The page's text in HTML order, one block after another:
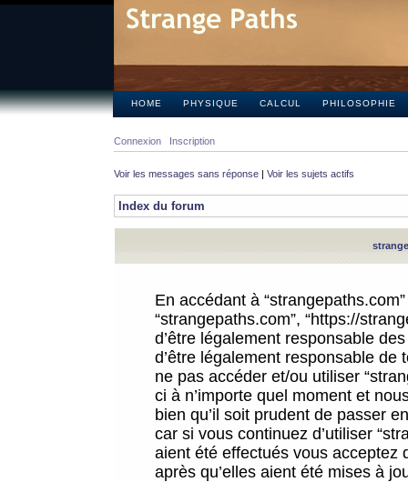
HOME PHYSIQUE CALCUL PHILOSOPHIE
Connexion Inscription
Voir les messages sans réponse | Voir les sujets actifs
Index du forum
En accédant à
“strangepaths.com”, “https://
d’être légalement responsable
d’être légalement responsable
ne pas accéder et/ou utiliser
ci à n’importe quel moment et
bien qu’il soit prudent de passer
car si vous continuez d’utiliser
aient été effectués vous acceptez
après qu’elles aient été mises à